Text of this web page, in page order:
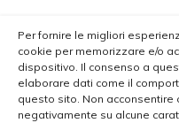
Per fornire le migliori
cookie per memorizzare e/o
dispositivo. Il consenso a
elaborare dati come il
questo sito. Non acconsentire
negativamente su alcune